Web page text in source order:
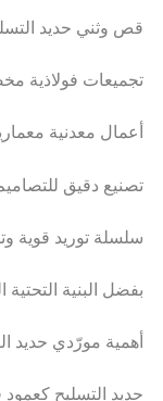
قص وثني حديد
تجميعات فولاذية
أعمال معدنية
تصنيع دقيق
سلسلة توريد قوية
بفضل البنية
أهمية مورّدي حديد
حديد التسليح